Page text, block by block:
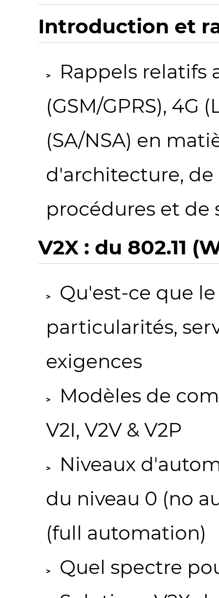
Introduction et
Rappels relatifs
(GSM/GPRS), 4G
(SA/NSA) en
d'architecture,
procédures et de
V2X : du 802.11
Qu'est-ce que
particularités,
exigences
Modèles de
V2I, V2V & V2P
Niveaux
du niveau 0 (no
(full automation)
Quel spectre